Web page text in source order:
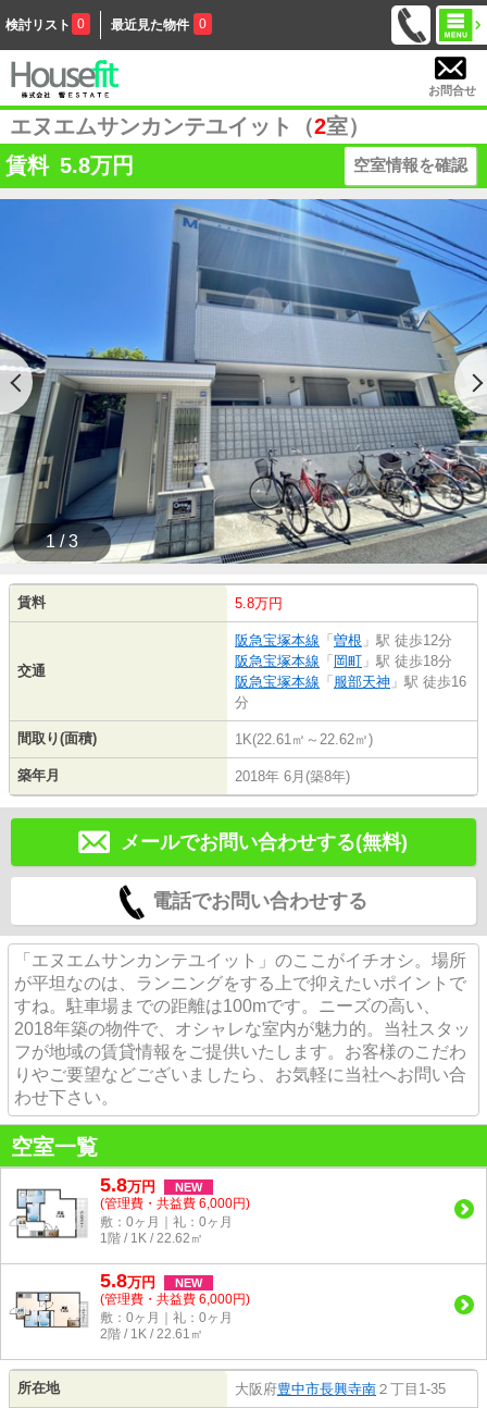
検討リスト 0 最近見た物件 0
お問合せ
エヌエムサンカンテユイット（2室）
賃料 5.8万円 空室情報を確認
1 / 3
賃料 5.8万円
交通
阪急宝塚本線 「 曽根 」駅 徒歩12分
阪急宝塚本線 「 岡町 」駅 徒歩18分
阪急宝塚本線 「 服部天神 」駅 徒歩16
分
間取り(面積) 1K(22.61㎡～22.62㎡)
築年月 2018年 6月(築8年)
メールでお問い合わせする(無料)
電話でお問い合わせする
「エヌエムサンカンテユイット」のここがイチオシ。場所
が平坦なのは、ランニングをする上で抑えたいポイントで
すね。駐車場までの距離は100mです。ニーズの高い、
2018年築の物件で、オシャレな室内が魅力的。当社スタッ
フが地域の賃貸情報をご提供いたします。お客様のこだわ
りやご要望などございましたら、お気軽に当社へお問い合
わせ下さい。
空室一覧
5.8万円 NEW
(管理費・共益費 6,000円)
敷：0ヶ月｜礼：0ヶ月
1階 / 1K / 22.62㎡
5.8万円 NEW
(管理費・共益費 6,000円)
敷：0ヶ月｜礼：0ヶ月
2階 / 1K / 22.61㎡
所在地 大阪府豊中市長興寺南 ２丁目1-35